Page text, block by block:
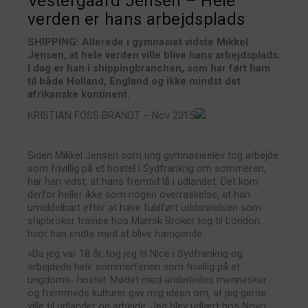
verden er hans arbejdsplads
SHIPPING: Allerede i gymnasiet vidste Mikkel
Jensen, at hele verden ville blive hans arbejdsplads.
I dag er han i shippingbranchen, som har ført ham
til både Holland, England og ikke mindst det
afrikanske kontinent.
KRISTIAN FOSS BRANDT – Nov 2015
Siden Mikkel Jensen som ung gymnasieelev tog arbejde
som frivillig på et hostel i Sydfrankrig om sommeren,
har han vidst, at hans fremtid lå i udlandet. Det kom
derfor heller ikke som nogen overraskelse, at han
umiddelbart efter at have fuldført uddannelsen som
shipbroker trainee hos Mærsk Broker tog til London,
hvor han endte med at blive hængende.
»Da jeg var 18 år, tog jeg til Nice i Sydfrankrig og
arbejdede hele sommerferien som frivillig på et
ungdoms- hostel. Mødet med anderledes mennesker
og fremmede kulturer gav mig idéen om, at jeg gerne